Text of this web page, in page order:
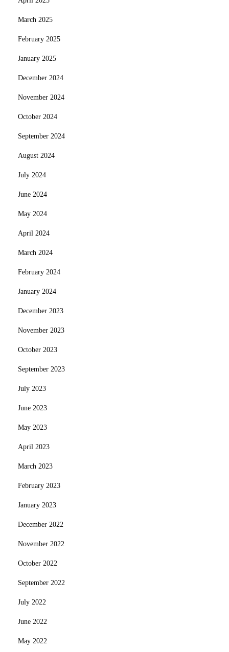
March 2025
February 2025
January 2025
December 2024
November 2024
October 2024
September 2024
August 2024
July 2024
June 2024
May 2024
April 2024
March 2024
February 2024
January 2024
December 2023
November 2023
October 2023
September 2023
July 2023
June 2023
May 2023
April 2023
March 2023
February 2023
January 2023
December 2022
November 2022
October 2022
September 2022
July 2022
June 2022
May 2022